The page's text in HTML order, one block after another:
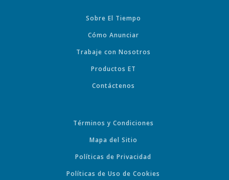
Sobre El Tiempo
Cómo Anunciar
Trabaje con Nosotros
Productos ET
Contáctenos
Términos y Condiciones
Mapa del Sitio
Políticas de Privacidad
Políticas de Uso de Cookies